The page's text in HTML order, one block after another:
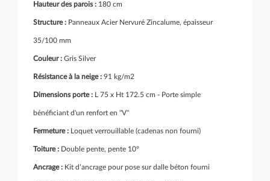
Hauteur des parois : 180 cm
Structure : Panneaux Acier Nervuré Zincalume, épaisseur
35/100 mm
Couleur : Gris Silver
Résistance à la neige : 91 kg/m2
Dimensions porte : L 75 x Ht 172.5 cm - Porte simple
bénéficiant d'un renfort en "V"
Fermeture : Loquet verrouillable (cadenas non fourni)
Toiture : Double pente, pente 10°
Ancrage : Kit d’ancrage pour pose sur dalle béton fourni